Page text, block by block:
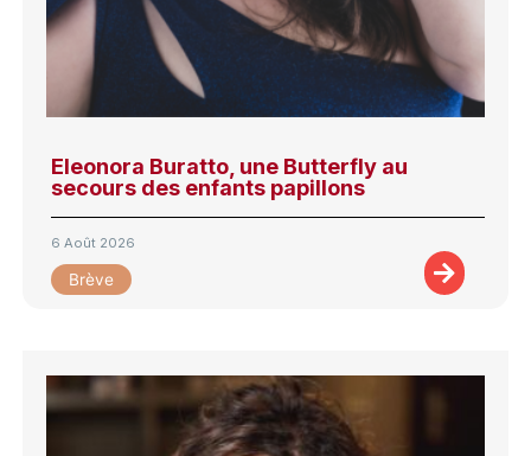
Eleonora Buratto, une Butterfly au
secours des enfants papillons
6 Août 2026
Brève